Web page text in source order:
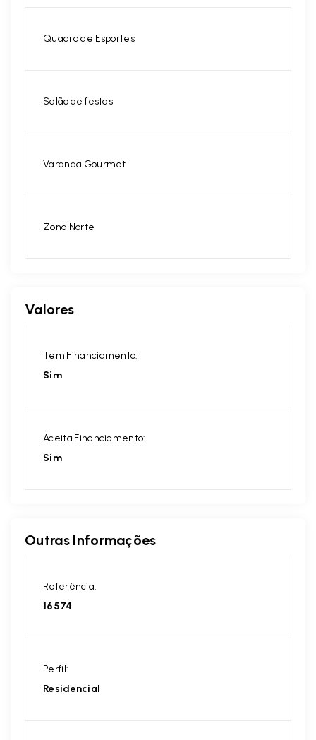
Quadra de Esportes
Salão de festas
Varanda Gourmet
Zona Norte
Valores
Tem Financiamento:
Sim
Aceita Financiamento:
Sim
Outras Informações
Referência:
16574
Perfil:
Residencial